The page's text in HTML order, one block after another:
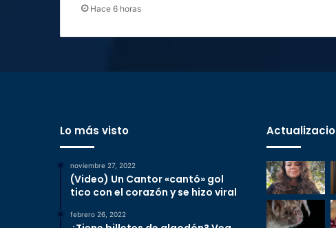
Hace 6 horas
Lo más visto
noviembre 27, 2022
(Video) Un Cantor «cantó» gol
tico con el corazón y se hizo viral
febrero 26, 2022